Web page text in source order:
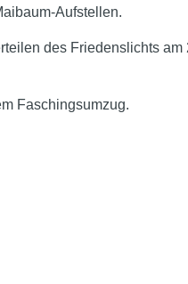
Aufstellen.
des Friedenslichts am
Faschingsumzug.